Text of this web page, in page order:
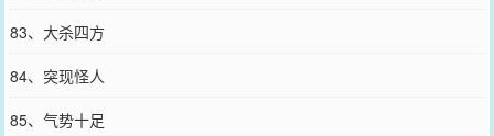
83、大杀四方
84、突现怪人
85、气势十足